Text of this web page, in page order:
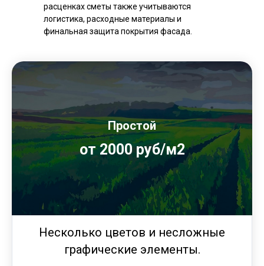
расценках сметы также учитываются
логистика, расходные материалы и
финальная защита покрытия фасада.
Простой
от 2000 руб/м2
Несколько цветов и несложные
графические элементы.